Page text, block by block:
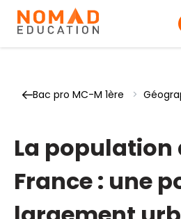
Bac pro MC-M 1ère >
La population
France : une